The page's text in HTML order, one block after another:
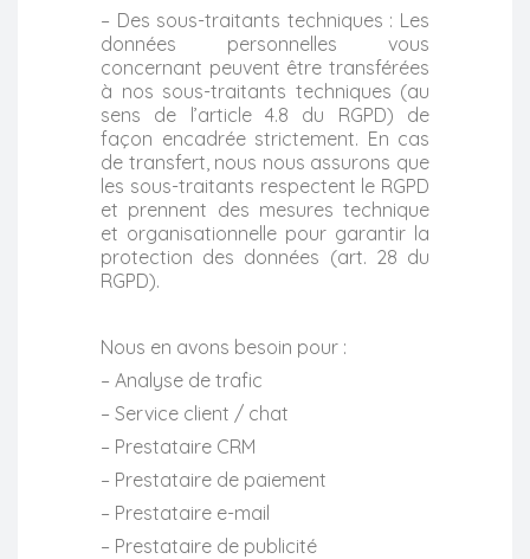
– Des sous-traitants techniques : Les
données personnelles vous
concernant peuvent être transférées
à nos sous-traitants techniques (au
sens de l’article 4.8 du RGPD) de
façon encadrée strictement. En cas
de transfert, nous nous assurons que
les sous-traitants respectent le RGPD
et prennent des mesures technique
et organisationnelle pour garantir la
protection des données (art. 28 du
RGPD).
Nous en avons besoin pour :
– Analyse de trafic
– Service client / chat
– Prestataire CRM
– Prestataire de paiement
– Prestataire e-mail
– Prestataire de publicité